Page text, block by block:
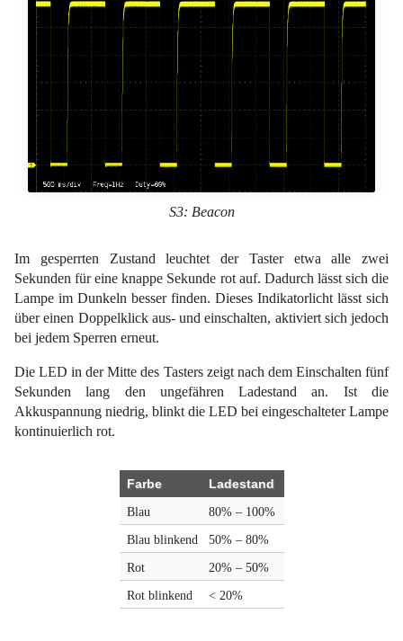
S3: Beacon
Im gesperrten Zustand leuchtet der Taster etwa alle zwei
Sekunden für eine knappe Sekunde rot auf. Dadurch lässt sich die
Lampe im Dunkeln besser finden. Dieses Indikatorlicht lässt sich
über einen Doppelklick aus- und einschalten, aktiviert sich jedoch
bei jedem Sperren erneut.
Die LED in der Mitte des Tasters zeigt nach dem Einschalten fünf
Sekunden lang den ungefähren Ladestand an. Ist die
Akkuspannung niedrig, blinkt die LED bei eingeschalteter Lampe
kontinuierlich rot.
Farbe Ladestand
Blau
80% – 100%
Blau blinkend
50% – 80%
Rot
20% – 50%
Rot blinkend
< 20%